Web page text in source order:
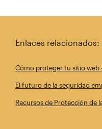
Enlaces relacionados:
Cómo proteger tu sitio web
El futuro de la seguridad
Recursos de Protección de